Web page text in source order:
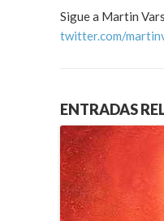
Sigue a Martin
twitter.com/
ENTRADAS